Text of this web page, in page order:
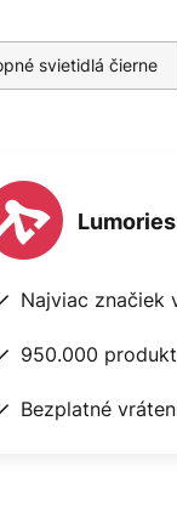
svietidlá čierne
Najviac značiek
950.000
Bezplatné